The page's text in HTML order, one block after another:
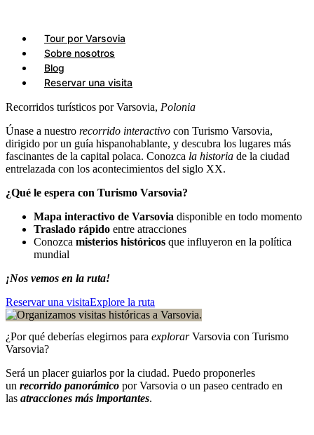
Tour por Varsovia
Sobre nosotros
Blog
Reservar una visita
Recorridos turísticos por Varsovia, Polonia
Únase a nuestro recorrido interactivo con Turismo Varsovia,
dirigido por un guía hispanohablante, y descubra los lugares más
fascinantes de la capital polaca. Conozca la historia de la ciudad
entrelazada con los acontecimientos del siglo XX.
¿Qué le espera con Turismo Varsovia?
Mapa interactivo de Varsovia disponible en todo momento
Traslado rápido entre atracciones
Conozca misterios históricos que influyeron en la política
mundial
¡Nos vemos en la ruta!
Reservar una visitaExplore la ruta
¿Por qué deberías elegirnos para explorarVarsovia con Turismo
Varsovia?
Será un placer guiarlos por la ciudad. Puedo proponerles
un recorrido panorámico por Varsovia o un paseo centrado en
las atracciones más importantes.